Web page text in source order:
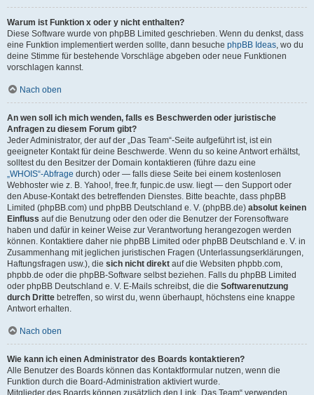
Warum ist Funktion x oder y nicht enthalten?
Diese Software wurde von phpBB Limited geschrieben. Wenn du denkst, dass
eine Funktion implementiert werden sollte, dann besuche phpBB Ideas, wo du
deine Stimme für bestehende Vorschläge abgeben oder neue Funktionen
vorschlagen kannst.
Nach oben
An wen soll ich mich wenden, falls es Beschwerden oder juristische
Anfragen zu diesem Forum gibt?
Jeder Administrator, der auf der „Das Team“-Seite aufgeführt ist, ist ein
geeigneter Kontakt für deine Beschwerde. Wenn du so keine Antwort erhältst,
solltest du den Besitzer der Domain kontaktieren (führe dazu eine
„WHOIS“-Abfrage durch) oder — falls diese Seite bei einem kostenlosen
Webhoster wie z. B. Yahoo!, free.fr, funpic.de usw. liegt — den Support oder
den Abuse-Kontakt des betreffenden Dienstes. Bitte beachte, dass phpBB
Limited (phpBB.com) und phpBB Deutschland e. V. (phpBB.de) absolut keinen
Einfluss auf die Benutzung oder den oder die Benutzer der Forensoftware
haben und dafür in keiner Weise zur Verantwortung herangezogen werden
können. Kontaktiere daher nie phpBB Limited oder phpBB Deutschland e. V. in
Zusammenhang mit jeglichen juristischen Fragen (Unterlassungserklärungen,
Haftungsfragen usw.), die sich nicht direkt auf die Websiten phpbb.com,
phpbb.de oder die phpBB-Software selbst beziehen. Falls du phpBB Limited
oder phpBB Deutschland e. V. E-Mails schreibst, die die Softwarenutzung
durch Dritte betreffen, so wirst du, wenn überhaupt, höchstens eine knappe
Antwort erhalten.
Nach oben
Wie kann ich einen Administrator des Boards kontaktieren?
Alle Benutzer des Boards können das Kontaktformular nutzen, wenn die
Funktion durch die Board-Administration aktiviert wurde.
Mitglieder des Boards können zusätzlich den Link „Das Team“ verwenden.